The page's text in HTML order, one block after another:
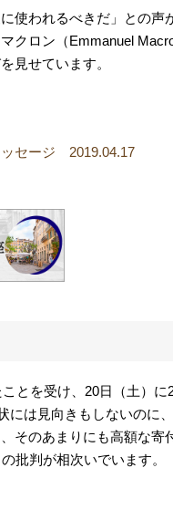
使われるべきだ」との声
クロン（Emmanuel
見せています。
セージ 2019.04.17
とを受け、20日（土）に
には見向きもしないのに
そのあまりにも高額な寄
批判が相次いでいます。